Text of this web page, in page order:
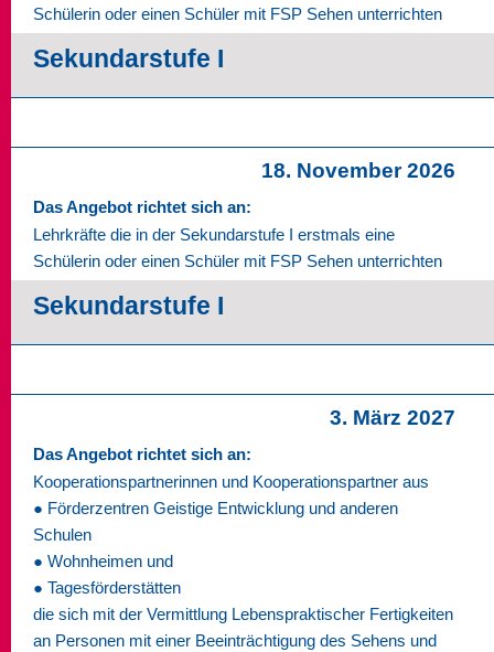
Schülerin oder einen Schüler mit FSP Sehen unterrichten
Sekundarstufe I
18. November 2026
Das Angebot richtet sich an:
Lehrkräfte die in der Sekundarstufe I erstmals eine
Schülerin oder einen Schüler mit FSP Sehen unterrichten
Sekundarstufe I
3. März 2027
Das Angebot richtet sich an:
Kooperationspartnerinnen und Kooperationspartner aus
● Förderzentren Geistige Entwicklung und anderen
Schulen
● Wohnheimen und
● Tagesförderstätten
die sich mit der Vermittlung Lebenspraktischer Fertigkeiten
an Personen mit einer Beeinträchtigung des Sehens und